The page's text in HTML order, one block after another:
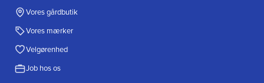
Vores gårdbutik
Vores mærker
Velgørenhed
Job hos os